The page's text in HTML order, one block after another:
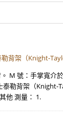
背架（Knight-
M 號：手掌寬介
泰勒背架（Knight-
他 測量： 1.